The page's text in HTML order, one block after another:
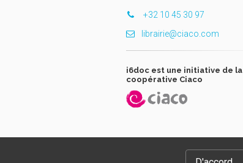
+32 10 45 30 97
librairie@ciaco.com
i6doc est une initiative de la
coopérative Ciaco